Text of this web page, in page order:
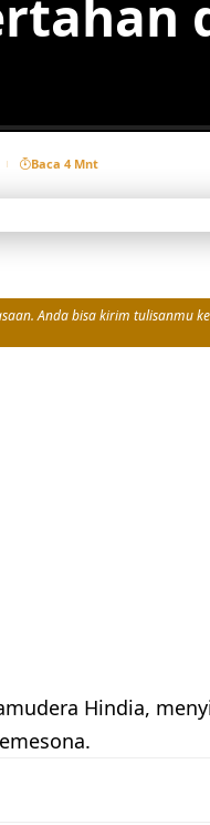
Baca 4 Mnt
Anda bisa kirim tulisanmu
Hindia,